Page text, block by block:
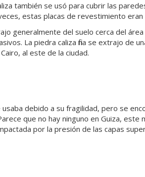
también se usó para cubrir las
estas placas de revestimiento
generalmente del suelo cerca del
La piedra caliza fina se extrajo de
al este de la ciudad.
debido a su fragilidad, pero se
que no hay ninguno en Guiza,
por la presión de las capas